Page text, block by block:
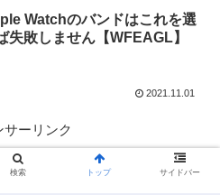
Watchのバンドはこれを選
失敗しません【WFEAGL】
2021.11.01
サーリンク
検索 トップ サイドバー